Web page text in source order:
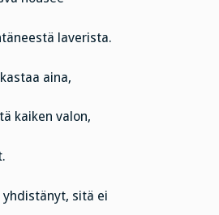
laverista.
aina,
kaiken valon,
yhdistänyt, sitä ei